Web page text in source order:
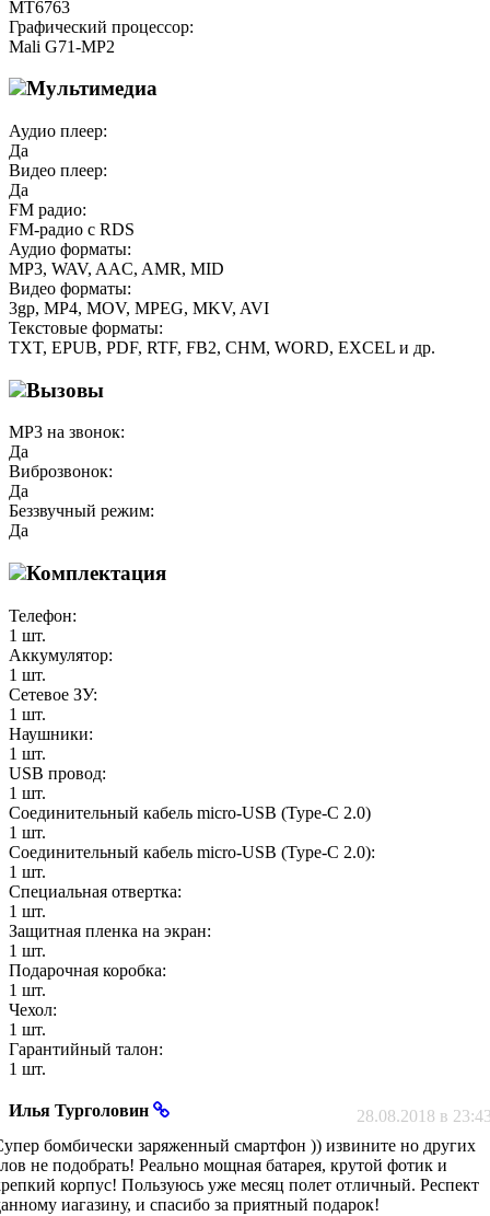
MT6763
Графический процессор:
Mali G71-MP2
Мультимедиа
Аудио плеер:
Да
Видео плеер:
Да
FM радио:
FM-радио с RDS
Аудио форматы:
MP3, WAV, AAC, AMR, MID
Видео форматы:
3gp, MP4, MOV, MPEG, MKV, AVI
Текстовые форматы:
TXT, EPUB, PDF, RTF, FB2, CHM, WORD, EXCEL и др.
Вызовы
MP3 на звонок:
Да
Виброзвонок:
Да
Беззвучный режим:
Да
Комплектация
Телефон:
1 шт.
Аккумулятор:
1 шт.
Сетевое ЗУ:
1 шт.
Наушники:
1 шт.
USB провод:
1 шт.
Соединительный кабель micro-USB (Type-C 2.0)
1 шт.
Соединительный кабель micro-USB (Type-C 2.0):
1 шт.
Специальная отвертка:
1 шт.
Защитная пленка на экран:
1 шт.
Подарочная коробка:
1 шт.
Чехол:
1 шт.
Гарантийный талон:
1 шт.
Илья Турголовин
28.08.2018 в
бомбически заряженный смартфон )) извините но других
не подобрать! Реально мощная батарея, крутой фотик и
корпус! Пользуюсь уже месяц полет отличный. Респект
иагазину, и спасибо за приятный подарок!